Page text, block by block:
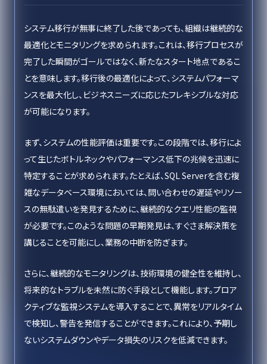
システム移行が無事に終了した後であっても、組織は継続的な
最適化とモニタリングを求められます。これは、移行プロセスが
完了した瞬間がゴールではなく、新たなスタート地点であるこ
とを意味します。移行後の最適化によって、システムパフォーマ
ンスを最大化し、ビジネスニーズに応じたフレキシブルな対応
が可能になります。
まず、システムの性能評価は重要です。この段階では、移行によ
って生じたボトルネックやパフォーマンス低下の兆候を迅速に
特定することが求められます。たとえば、SQL Serverを含む複
雑なデータベース環境においては、問い合わせの遅延やリソー
スの無駄遣いを発見するために、継続的なクエリ性能の監視
が必要です。このような問題の早期発見は、すぐさま解決策を
講じることを可能にし、業務の中断を防ぎます。
さらに、継続的なモニタリングは、技術環境の健全性を維持し、
将来的なトラブルを未然に防ぐ手段として機能します。プロア
クティブな監視システムを導入することで、異常をリアルタイム
で検知し、警告を発信することができます。これにより、予期し
ないシステムダウンやデータ損失のリスクを低減できます。